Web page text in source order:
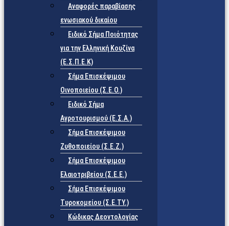
Αναφορές παραβίασης
ενωσιακού δικαίου
Ειδικό Σήμα Ποιότητας
για την Ελληνική Κουζίνα
(Ε.Σ.Π.Ε.Κ)
Σήμα Επισκέψιμου
Οινοποιείου (Σ.Ε.Ο.)
Ειδικό Σήμα
Αγροτουρισμού (Ε.Σ.Α.)
Σήμα Επισκέψιμου
Ζυθοποιείου (Σ.Ε.Ζ.)
Σήμα Επισκέψιμου
Ελαιοτριβείου (Σ.Ε.Ε.)
Σήμα Επισκέψιμου
Τυροκομείου (Σ.Ε.TY.)
Κώδικας Δεοντολογίας